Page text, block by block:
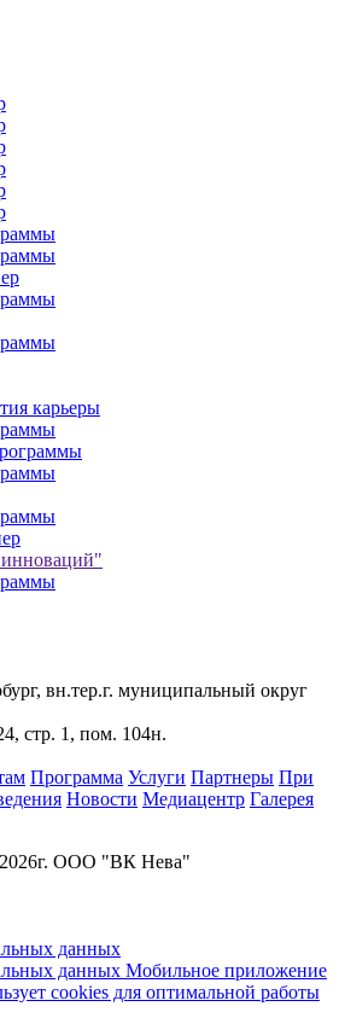
карьеры
вн.тер.г. муниципальный округ
стр. 1, пом. 104н.
Программа Услуги Партнеры При
Новости Медиацентр Галерея
ООО "ВК Нева"
данных
данных Мобильное приложение
cookies для оптимальной работы